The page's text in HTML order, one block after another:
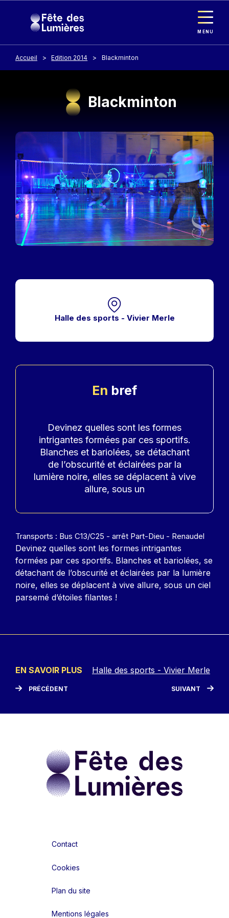
MENU
Accueil Edition 2014 Blackminton
Blackminton
Image
Halle des sports - Vivier Merle
En bref
Devinez quelles sont les formes
intrigantes formées par ces sportifs.
Blanches et bariolées, se détachant
de l’obscurité et éclairées par la
lumière noire, elles se déplacent à vive
allure, sous un
Contenu
Transports : Bus C13/C25 - arrêt Part-Dieu - Renaudel
Devinez quelles sont les formes intrigantes
formées par ces sportifs. Blanches et bariolées, se
détachant de l’obscurité et éclairées par la lumière
noire, elles se déplacent à vive allure, sous un ciel
parsemé d’étoiles filantes !
EN SAVOIR PLUS Halle des sports - Vivier Merle
PRÉCÉDENT SUIVANT
Contact
Cookies
Plan du site
Mentions légales